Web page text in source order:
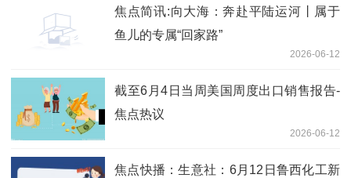
焦点简讯:向大海：奔赴平陆运河丨属于
鱼儿的专属“回家路”
2026-06-12
截至6月4日当周美国周度出口销售报告-
焦点热议
2026-06-12
焦点快播：生意社：6月12日鲁西化工新